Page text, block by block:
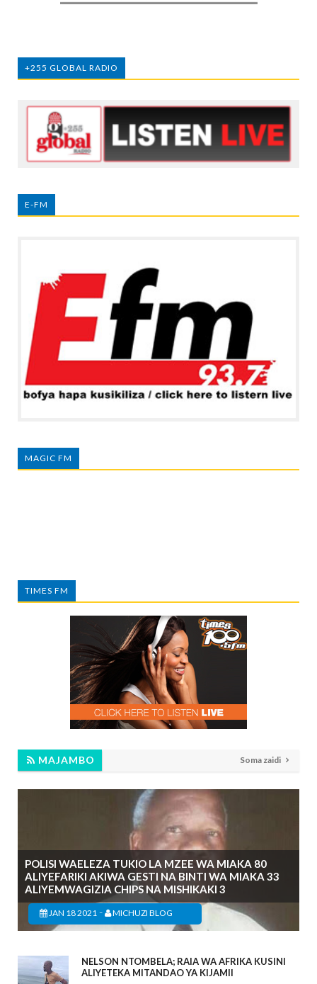
+255 GLOBAL RADIO
E-FM
MAGIC FM
TIMES FM
MAJAMBO Soma zaidi
POLISI WAELEZA TUKIO LA MZEE WA MIAKA 80
ALIYEFARIKI AKIWA GESTI NA BINTI WA MIAKA 33
ALIYEMWAGIZIA CHIPS NA MISHIKAKI 3
JAN 18 2021 - MICHUZI BLOG
NELSON NTOMBELA; RAIA WA AFRIKA KUSINI
ALIYETEKA MITANDAO YA KIJAMII